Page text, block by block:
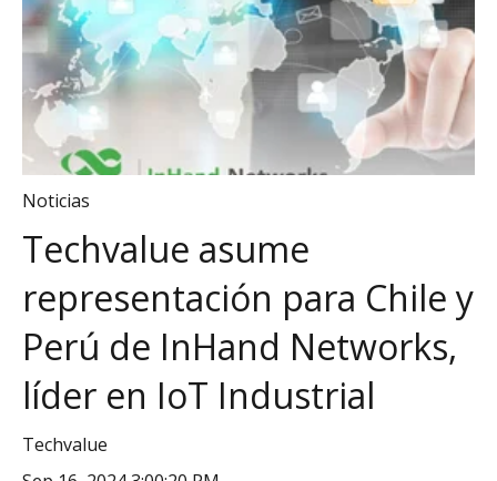
Noticias
Techvalue asume
representación para Chile y
Perú de InHand Networks,
líder en IoT Industrial
Techvalue